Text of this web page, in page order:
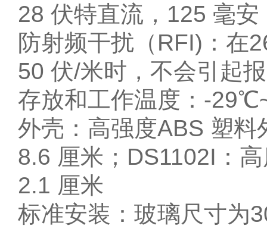
28 伏特直流，125 毫安
防射频干扰（RFI)：在
50 伏/米时，不会引起
存放和工作温度：-
外壳：高强度ABS 塑
8.6 厘米；DS1102I：
2.1 厘米
标准安装：玻璃尺寸为